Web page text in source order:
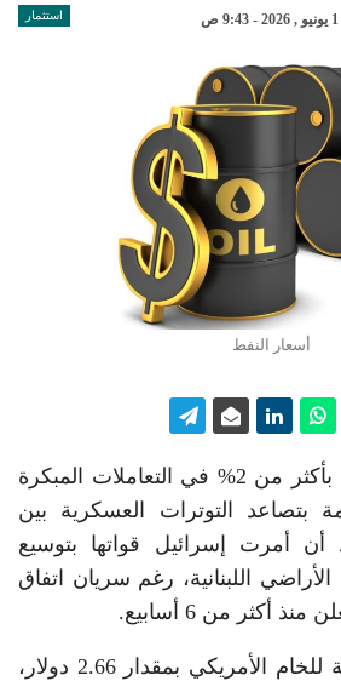
استثمار 1 يونيو , 2026 - 9:43 ص
أسعار النفط
ارتفعت أسعار النفط بأكثر من 2% في التعاملات المبكرة
بتصاعد التوترات العسكرية بين
أن أمرت إسرائيل قواتها بتوسيع
اللبنانية، رغم سريان اتفاق
أكثر من 6 أسابيع.
وصعدت العقود الآجلة للخام الأمريكي بمقدار 2.66 دولار،